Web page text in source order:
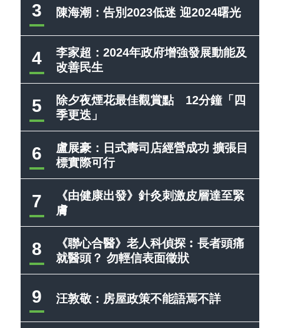
3 陳海潮：告別2023低迷 迎2024曙光
4
李家超：2024年政府增強發展動能及
改善民生
5
除夕夜煙花最佳觀賞點 12分鐘「四
季更迭」
6
盧展豪：日式壽司店經營成功 擴張目
標實際可行
7
《由健康出發》針灸刺激皮層達至緊
膚
8
《聯心合醫》老人科偵探︰長者頭痛
就醫頭？ 勿輕信表面徵狀
9 汪敦敬：房屋政策不能語焉不詳